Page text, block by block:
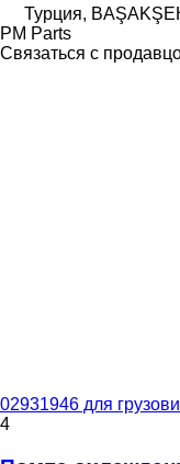
Турция,
PM Parts
Связаться с
02931946 для
4